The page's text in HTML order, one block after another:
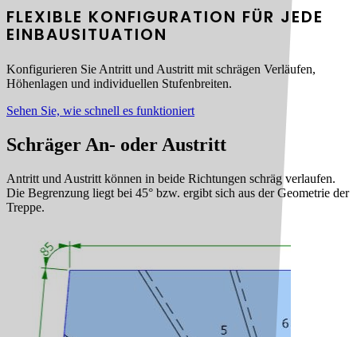
FLEXIBLE KONFIGURATION FÜR JEDE
EINBAUSITUATION
Konfigurieren Sie Antritt und Austritt mit schrägen Verläufen,
Höhenlagen und individuellen Stufenbreiten.
Sehen Sie, wie schnell es funktioniert
Schräger An- oder Austritt
Antritt und Austritt können in beide Richtungen schräg verlaufen.
Die Begrenzung liegt bei 45° bzw. ergibt sich aus der Geometrie der
Treppe.